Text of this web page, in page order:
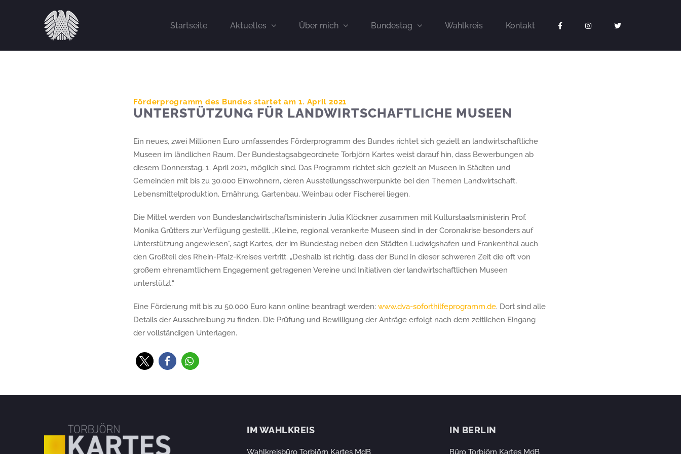
Startseite Aktuelles Über mich Bundestag Wahlkreis Kontakt
Förderprogramm des Bundes startet am 1. April 2021
UNTERSTÜTZUNG FÜR LANDWIRTSCHAFTLICHE MUSEEN
Ein neues, zwei Millionen Euro umfassendes Förderprogramm des Bundes richtet sich gezielt an landwirtschaftliche
Museen im ländlichen Raum. Der Bundestagsabgeordnete Torbjörn Kartes weist darauf hin, dass Bewerbungen ab
diesem Donnerstag, 1. April 2021, möglich sind. Das Programm richtet sich gezielt an Museen in Städten und
Gemeinden mit bis zu 30.000 Einwohnern, deren Ausstellungsschwerpunkte bei den Themen Landwirtschaft,
Lebensmittelproduktion, Ernährung, Gartenbau, Weinbau oder Fischerei liegen.
Die Mittel werden von Bundeslandwirtschaftsministerin Julia Klöckner zusammen mit Kulturstaatsministerin Prof.
Monika Grütters zur Verfügung gestellt. „Kleine, regional verankerte Museen sind in der Coronakrise besonders auf
Unterstützung angewiesen“, sagt Kartes, der im Bundestag neben den Städten Ludwigshafen und Frankenthal auch
den Großteil des Rhein-Pfalz-Kreises vertritt. „Deshalb ist richtig, dass der Bund in dieser schweren Zeit die oft von
großem ehrenamtlichem Engagement getragenen Vereine und Initiativen der landwirtschaftlichen Museen
unterstützt.“
Eine Förderung mit bis zu 50.000 Euro kann online beantragt werden: www.dva-soforthilfeprogramm.de. Dort sind alle
Details der Ausschreibung zu finden. Die Prüfung und Bewilligung der Anträge erfolgt nach dem zeitlichen Eingang
der vollständigen Unterlagen.
IM WAHLKREIS
Wahlkreisbüro Torbjörn Kartes MdB
IN BERLIN
Büro Torbjörn Kartes MdB